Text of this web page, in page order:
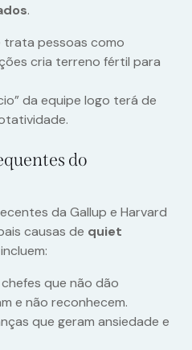
.
pessoas como
cria terreno fértil para
da equipe logo terá de
do
da Gallup e Harvard
causas de quiet
incluem:
que não dão
e não reconhecem.
que geram ansiedade e